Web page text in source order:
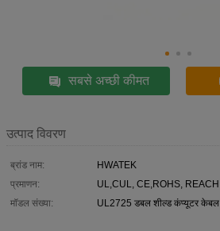
सबसे अच्छी कीमत
उत्पाद विवरण
ब्रांड नाम:
HWATEK
प्रमाणन:
UL,CUL, CE,ROHS, REACH
मॉडल संख्या:
UL2725 डबल शील्ड कंप्यूटर केबल